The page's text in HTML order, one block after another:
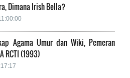
Dimana Irish Bella?
Agama Umur dan Wiki, Pemeran
RCTI (1993)